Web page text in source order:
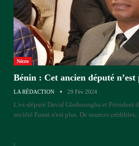
Nécro
Bénin : Cet ancien député n’est
LA RÉDACTION 29 Fév 2024
L'ex-député David Gbahoungba et Président
société Funaï n'est plus. De sources crédibles,…